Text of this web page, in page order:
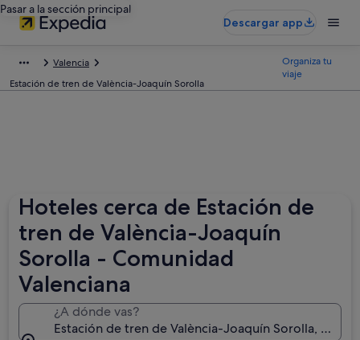
Pasar a la sección principal
Descargar app
Valencia
Estación de tren de València-Joaquín Sorolla
Organiza tu
viaje
Hoteles cerca de Estación de
tren de València-Joaquín
Sorolla - Comunidad
Valenciana
¿A dónde vas?
Estación de tren de València-Joaquín Sorolla,